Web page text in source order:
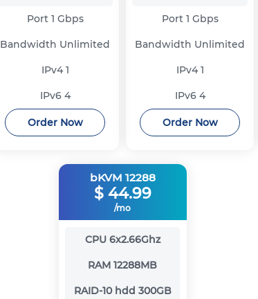
Port 1 Gbps
Bandwidth Unlimited
IPv41
IPv6 4
Order Now
Port 1 Gbps
Bandwidth Unlimited
IPv41
IPv6 4
Order Now
bKVM 12288
$ 44.99
/mo
CPU 6x2.66Ghz
RAM 12288MB
RAID-10 hdd 300GB